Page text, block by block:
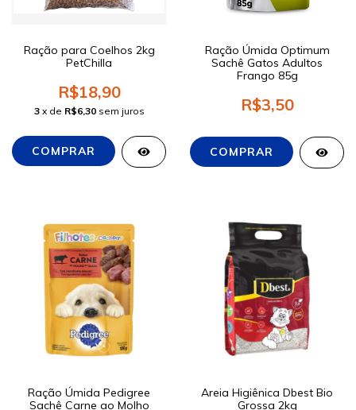
Ração para Coelhos 2kg
PetChilla
R$18,90
3 x de R$6,30 sem juros
Ração Úmida Optimum
Sachê Gatos Adultos
Frango 85g
R$3,50
Ração Úmida Pedigree
Sachê Carne ao Molho
Areia Higiênica Dbest Bio
Grossa 2kg